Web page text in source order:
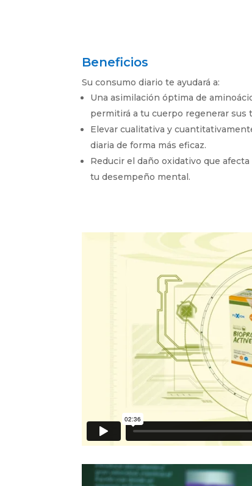
Beneficios
Su consumo diario te ayudará a:
Una asimilación óptima de
permitirá a tu cuerpo regenerar sus
Elevar cualitativa y
diaria de forma más eficaz.
Reducir el daño oxidativo que
tu desempeño mental.